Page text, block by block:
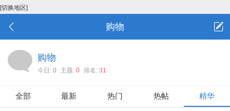
[切换地区]
购物
购物
今日: 0 主题: 0 排名: 31
全部 最新 热门 热帖 精华